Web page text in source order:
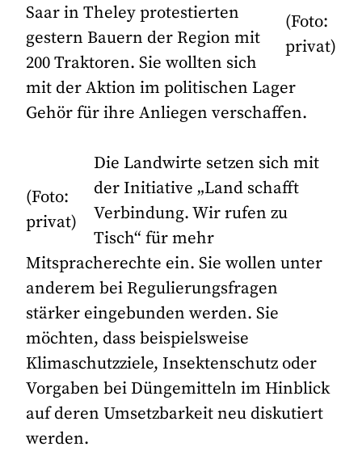
(Foto:
privat)
Saar in Theley protestierten
gestern Bauern der Region mit
200 Traktoren. Sie wollten sich
mit der Aktion im politischen Lager
Gehör für ihre Anliegen verschaffen.
(Foto:
privat)
Die Landwirte setzen sich mit
der Initiative „Land schafft
Verbindung. Wir rufen zu
Tisch“ für mehr
Mitspracherechte ein. Sie wollen unter
anderem bei Regulierungsfragen
stärker eingebunden werden. Sie
möchten, dass beispielsweise
Klimaschutzziele, Insektenschutz oder
Vorgaben bei Düngemitteln im Hinblick
auf deren Umsetzbarkeit neu diskutiert
werden.